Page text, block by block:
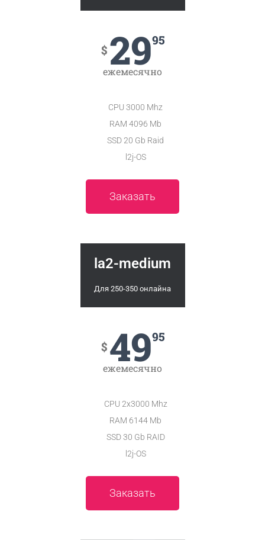
$ 2995
ежемесячно
CPU 3000 Mhz
RAM 4096 Mb
SSD 20 Gb Raid
l2j-OS
Заказать
la2-medium
Для 250-350 онлайна
$ 4995
ежемесячно
CPU 2x3000 Mhz
RAM 6144 Mb
SSD 30 Gb RAID
l2j-OS
Заказать